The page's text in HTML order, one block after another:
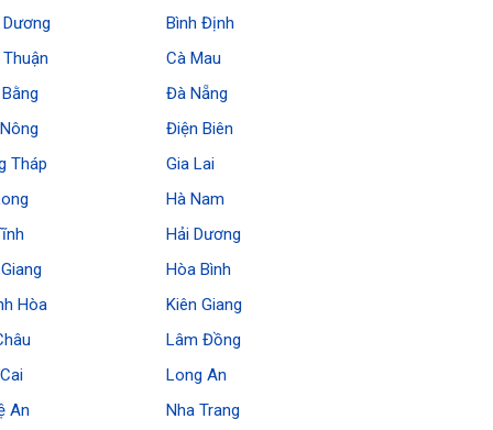
Bình Định
Cà Mau
Đà Nẵng
Điện Biên
Tháp
Gia Lai
Hà Nam
Hải Dương
Hòa Bình
Hòa
Kiên Giang
Lâm Đồng
Long An
An
Nha Trang